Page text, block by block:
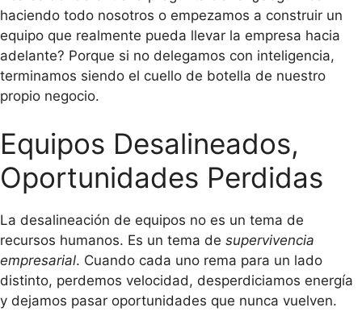
haciendo todo nosotros o empezamos a construir un
equipo que realmente pueda llevar la empresa hacia
adelante? Porque si no delegamos con inteligencia,
terminamos siendo el cuello de botella de nuestro
propio negocio.
Equipos Desalineados,
Oportunidades Perdidas
La desalineación de equipos no es un tema de
recursos humanos. Es un tema de supervivencia
empresarial. Cuando cada uno rema para un lado
distinto, perdemos velocidad, desperdiciamos energía
y dejamos pasar oportunidades que nunca vuelven.